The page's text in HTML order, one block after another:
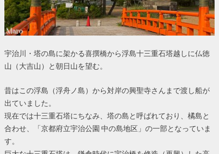
宇治川・塔の島に架かる喜撰橋から浮島十三重石塔越しに仏徳
山（大吉山）と朝日山を望む。
昔はこの浮島（浮舟ノ島）から対岸の興聖寺さんまで渡し船が
出ていました。
現在では十三重石塔にちなみ、塔の島と呼ばれており、橘島と
合わせ、「京都府立宇治公園 中の島地区」の一部となっていま
す。